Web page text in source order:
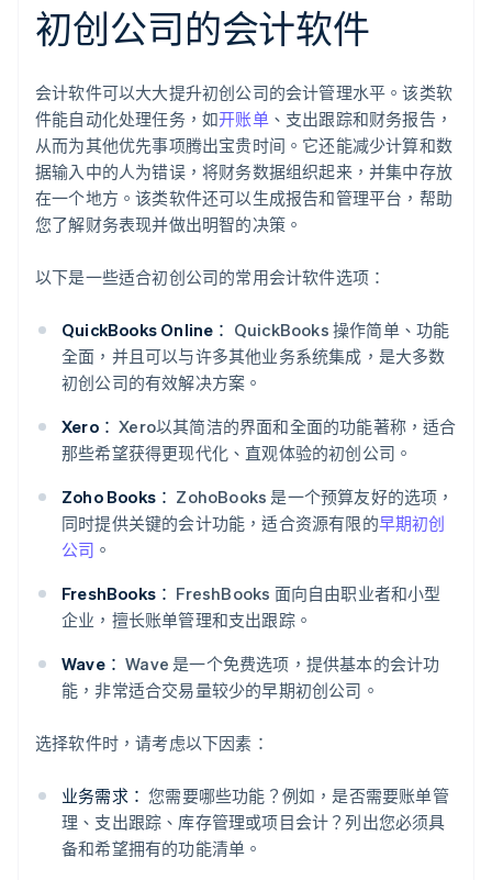
初创公司的会计软件
会计软件可以大大提升初创公司的会计管理水平。该类软
件能自动化处理任务，如开账单、支出跟踪和财务报告，
从而为其他优先事项腾出宝贵时间。它还能减少计算和数
据输入中的人为错误，将财务数据组织起来，并集中存放
在一个地方。该类软件还可以生成报告和管理平台，帮助
您了解财务表现并做出明智的决策。
以下是一些适合初创公司的常用会计软件选项：
QuickBooks Online： QuickBooks 操作简单、功能
全面，并且可以与许多其他业务系统集成，是大多数
初创公司的有效解决方案。
Xero： Xero以其简洁的界面和全面的功能著称，适合
那些希望获得更现代化、直观体验的初创公司。
Zoho Books： ZohoBooks 是一个预算友好的选项，
同时提供关键的会计功能，适合资源有限的早期初创
公司 。
FreshBooks： FreshBooks 面向自由职业者和小型
企业，擅长账单管理和支出跟踪。
Wave： Wave 是一个免费选项，提供基本的会计功
能，非常适合交易量较少的早期初创公司。
选择软件时，请考虑以下因素：
业务需求： 您需要哪些功能？例如，是否需要账单管
理、支出跟踪、库存管理或项目会计？列出您必须具
备和希望拥有的功能清单。